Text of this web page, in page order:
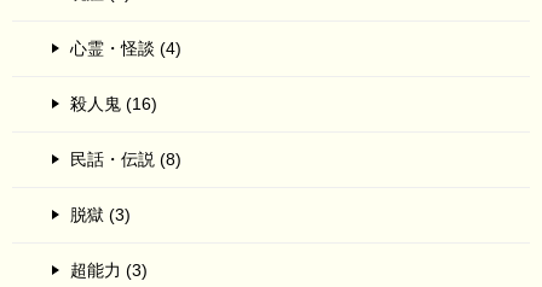
心霊・怪談 (4)
殺人鬼 (16)
民話・伝説 (8)
脱獄 (3)
超能力 (3)